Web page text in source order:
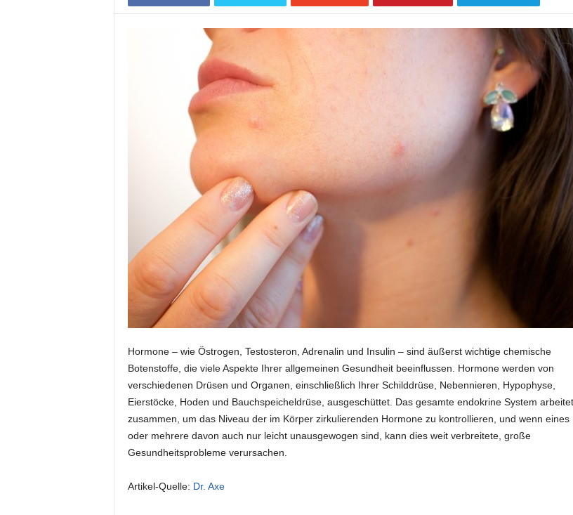
Hormone – wie Östrogen, Testosteron, Adrenalin und Insulin – sind äußerst wichtige chemische
Botenstoffe, die viele Aspekte Ihrer allgemeinen Gesundheit beeinflussen. Hormone werden von
verschiedenen Drüsen und Organen, einschließlich Ihrer Schilddrüse, Nebennieren, Hypophyse,
Eierstöcke, Hoden und Bauchspeicheldrüse, ausgeschüttet. Das gesamte endokrine System arbeitet
zusammen, um das Niveau der im Körper zirkulierenden Hormone zu kontrollieren, und wenn eines
oder mehrere davon auch nur leicht unausgewogen sind, kann dies weit verbreitete, große
Gesundheitsprobleme verursachen.
Artikel-Quelle: Dr. Axe